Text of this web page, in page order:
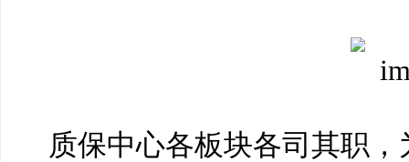
质保中心各板块各司其职